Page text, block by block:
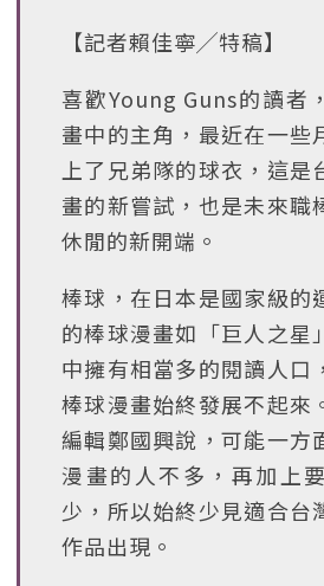
【記者賴佳寧╱特稿】
喜歡Young Guns的讀者
畫中的主角，最近在一些
上了兄弟隊的球衣，這是
畫的新嘗試，也是未來職
休閒的新開端。
棒球，在日本是國家級的
的棒球漫畫如「巨人之星
中擁有相當多的閱讀人口
棒球漫畫始終發展不起來
編輯鄭國興說，可能一方
漫畫的人不多，再加上
少，所以始終少見適合台
作品出現。